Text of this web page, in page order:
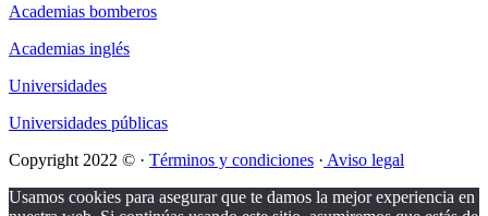
Academias bomberos
Academias inglés
Universidades
Universidades públicas
Copyright 2022 © · Términos y condiciones · Aviso legal
Usamos cookies para asegurar que te damos la mejor experiencia en